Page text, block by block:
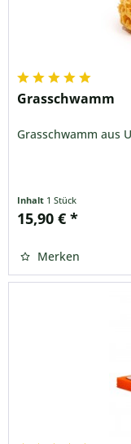
Grasschwamm
Grasschwamm aus
Inhalt 1 Stück
15,90 € *
Merken